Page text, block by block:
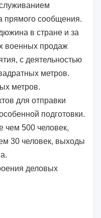
прямого сообщения.
в стране и за
военных продаж
с деятельностью
метров.
метров.
для отправки
подготовки.
чем 500 человек,
30 человек, выходы
деловых